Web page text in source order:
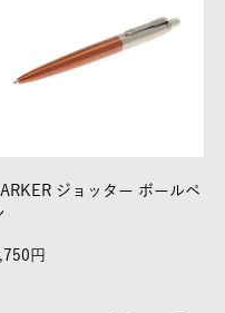
ジョッター ボールペ